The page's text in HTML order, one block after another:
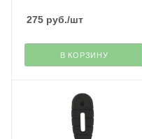
275 руб./шт
В КОРЗИНУ